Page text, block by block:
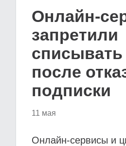
Онлайн-
запретили
списывать
после
подписки
11 мая
Онлайн-сервисы и